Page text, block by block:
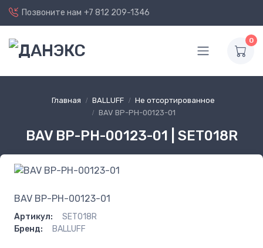
Позвоните нам +7 812 209-1346
0
Главная BALLUFF
Не отсортированное
BAV BP-PH-00123-01
BAV BP-PH-00123-01 | SET018R
BAV BP-PH-00123-01
Артикул:
SET018R
Бренд:
BALLUFF